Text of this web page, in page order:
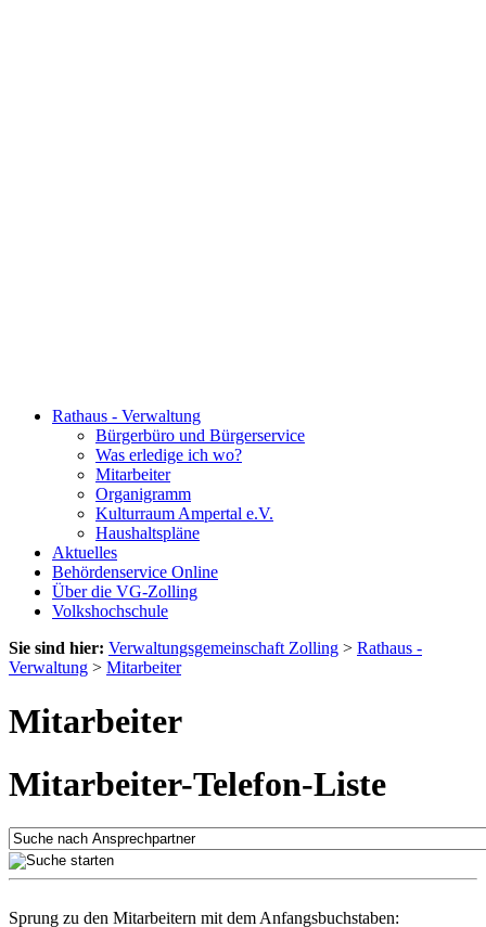
Rathaus - Verwaltung
Bürgerbüro und Bürgerservice
Was erledige ich wo?
Mitarbeiter
Organigramm
Kulturraum Ampertal e.V.
Haushaltspläne
Aktuelles
Behördenservice Online
Über die VG-Zolling
Volkshochschule
Sie sind hier: Verwaltungsgemeinschaft Zolling > Rathaus -
Verwaltung > Mitarbeiter
Mitarbeiter
Mitarbeiter-Telefon-Liste
Sprung zu den Mitarbeitern mit dem Anfangsbuchstaben: